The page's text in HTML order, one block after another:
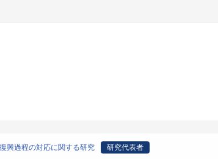
興過程の対応に関する研究 研究代表者